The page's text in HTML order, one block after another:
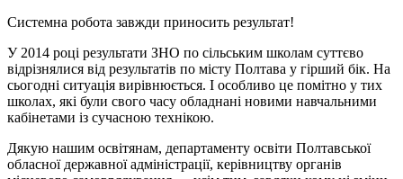
Системна робота завжди приносить результат!
У 2014 році результати ЗНО по сільським школам суттєво
відрізнялися від результатів по місту Полтава у гірший бік. На
сьогодні ситуація вирівнюється. І особливо це помітно у тих
школах, які були свого часу обладнані новими навчальними
кабінетами із сучасною технікою.
Дякую нашим освітянам, департаменту освіти Полтавської
обласної державної адміністрації, керівництву органів